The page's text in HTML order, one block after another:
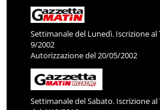
Settimanale del Lunedì. Iscrizione
9/2002
Autorizzazione del 20/05/2002
Settimanale del Sabato. Iscrizione